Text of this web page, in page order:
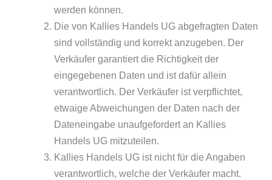
werden können.
Die von Kallies Handels UG abgefragten Daten
sind vollständig und korrekt anzugeben. Der
Verkäufer garantiert die Richtigkeit der
eingegebenen Daten und ist dafür allein
verantwortlich. Der Verkäufer ist verpflichtet,
etwaige Abweichungen der Daten nach der
Dateneingabe unaufgefordert an Kallies
Handels UG mitzuteilen.
Kallies Handels UG ist nicht für die Angaben
verantwortlich, welche der Verkäufer macht.